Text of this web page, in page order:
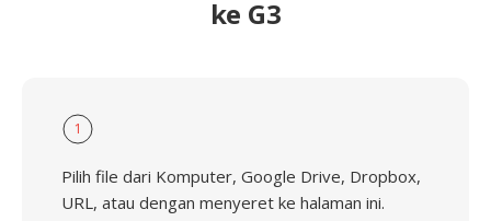
ke G3
1
Pilih file dari Komputer, Google Drive, Dropbox,
URL, atau dengan menyeret ke halaman ini.